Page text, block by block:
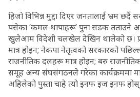
हिजो विभिन्न मुद्दा दिएर जनतालाई भ्रम
पसेका ‘कमल थापाहरू’ पुनः सडक तताउने
खुलेआम विदेशी चलखेल देखिन थालेको छ।
मात्र होइन; नेकपा नेतृत्वको सरकारको
राजनीतिक दलहरू मात्र होइन; बरु
समूह अन्य संघसंगठनले गरेका कार्यक्रममा
अहिलेको पुस्ता चाहे त्यो इनफ इज इनफ